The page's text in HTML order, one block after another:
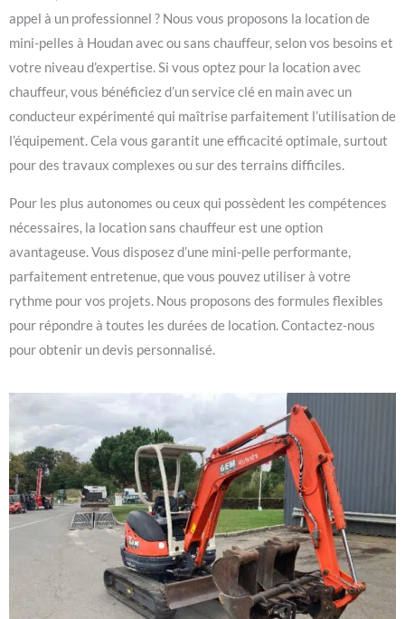
appel à un professionnel ? Nous vous proposons la location de
mini-pelles à Houdan avec ou sans chauffeur, selon vos besoins et
votre niveau d’expertise. Si vous optez pour la location avec
chauffeur, vous bénéficiez d’un service clé en main avec un
conducteur expérimenté qui maîtrise parfaitement l’utilisation de
l’équipement. Cela vous garantit une efficacité optimale, surtout
pour des travaux complexes ou sur des terrains difficiles.
Pour les plus autonomes ou ceux qui possèdent les compétences
nécessaires, la location sans chauffeur est une option
avantageuse. Vous disposez d’une mini-pelle performante,
parfaitement entretenue, que vous pouvez utiliser à votre
rythme pour vos projets. Nous proposons des formules flexibles
pour répondre à toutes les durées de location. Contactez-nous
pour obtenir un devis personnalisé.